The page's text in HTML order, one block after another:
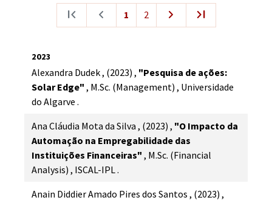
first_page navigate_before 1 2 navigate_next last_page
2023
Alexandra Dudek, (2023) , "Pesquisa de ações:
Solar Edge" , M.Sc. (Management) , Universidade
do Algarve .
Ana Cláudia Mota da Silva , (2023) , "O Impacto da
Automação na Empregabilidade das
Instituições Financeiras" , M.Sc. (Financial
Analysis) , ISCAL-IPL.
Anain Diddier Amado Pires dos Santos , (2023) ,